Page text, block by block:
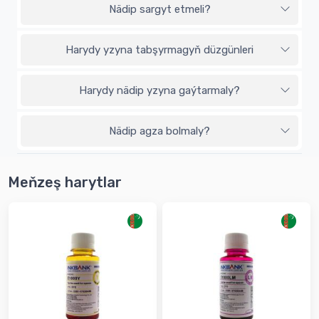
Nädip sargyt etmeli?
Harydy yzyna tabşyrmagyň düzgünleri
Harydy nädip yzyna gaýtarmaly?
Nädip agza bolmaly?
Meňzeş harytlar